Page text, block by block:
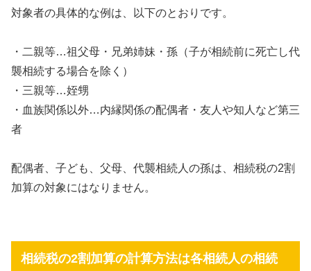
対象者の具体的な例は、以下のとおりです。
・二親等…祖父母・兄弟姉妹・孫（子が相続前に死亡し代
襲相続する場合を除く）
・三親等…姪甥
・血族関係以外…内縁関係の配偶者・友人や知人など第三
者
配偶者、子ども、父母、代襲相続人の孫は、相続税の2割
加算の対象にはなりません。
相続税の2割加算の計算方法は各相続人の相続